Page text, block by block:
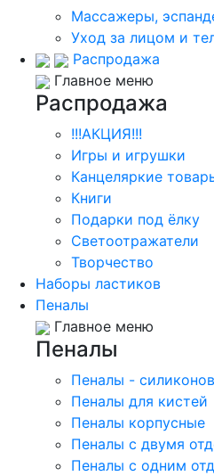
Массажеры,
Уход за лицом и
Распродажа
Главное меню
Распродажа
!!!АКЦИЯ!!!
Игры и игрушки
Канцеляркие
Книги
Подарки под ёлку
Светоотражатели
Творчество
Наборы ластиков
Пеналы
Главное меню
Пеналы
Пеналы -
Пеналы для кистей
Пеналы корпусные
Пеналы с двумя
Пеналы с одним